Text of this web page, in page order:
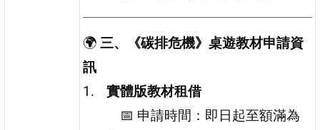
🌍三、《碳排危機》桌遊教材申請資
訊
實體版教材租借
📅 申請時間：即日起至額滿為